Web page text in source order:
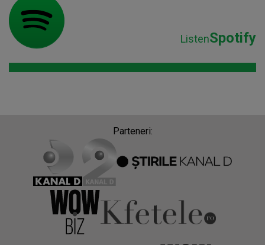
ListenSpotify
Parteneri: